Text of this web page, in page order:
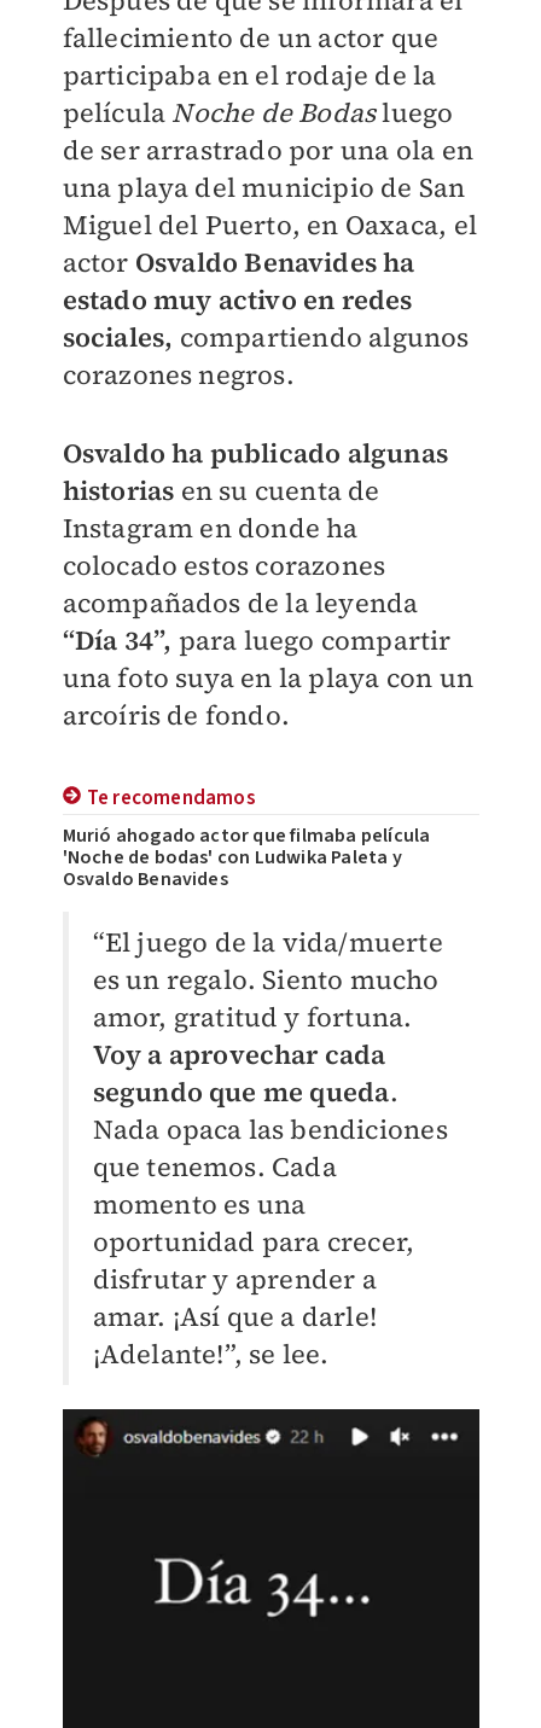
fallecimiento de un actor que
participaba en el rodaje de la
película Noche de Bodasluego
de ser arrastrado por una ola en
una playa del municipio de San
Miguel del Puerto, en Oaxaca, el
actor Osvaldo Benavides ha
estado muy activo en redes
sociales, compartiendo algunos
corazones negros.
Osvaldo ha publicado algunas
historias en su cuenta de
Instagram en donde ha
colocado estos corazones
acompañados de la leyenda
“Día 34”, para luego compartir
una foto suya en la playa con un
arcoíris de fondo.
Te recomendamos
Murió ahogado actor que filmaba película
'Noche de bodas' con Ludwika Paleta y
Osvaldo Benavides
“El juego de la vida/muerte
es un regalo. Siento mucho
amor, gratitud y fortuna.
Voy a aprovechar cada
segundo que me queda.
Nada opaca las bendiciones
que tenemos. Cada
momento es una
oportunidad para crecer,
disfrutar y aprender a
amar. ¡Así que a darle!
¡Adelante!”, se lee.